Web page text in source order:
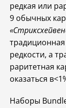
редкая или
9 обычных
редкости, а
раритетная
оказаться
Наборы